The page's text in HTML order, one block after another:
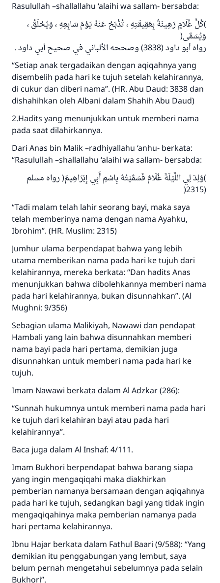
Rasulullah –shallallahu ‘alaihi wa sallam- bersabda:
)كُلُّ غُلَامٍ رَهِينَةٌ بِعَقِيقَتِهِ ، تُذْبَحُ عَنْهُ يَوْمَ سَابِعِهِ ، وَيُحْلَقُ ،
وَيُسَمَّى(
رواه أبو داود (3838) وصححه الألباني في صحيح أبي داود .
“Setiap anak tergadaikan dengan aqiqahnya yang
disembelih pada hari ke tujuh setelah kelahirannya,
di cukur dan diberi nama”. (HR. Abu Daud: 3838 dan
dishahihkan oleh Albani dalam Shahih Abu Daud)
2.Hadits yang menunjukkan untuk memberi nama
pada saat dilahirkannya.
Dari Anas bin Malik –radhiyallahu ‘anhu- berkata:
“Rasulullah –shallallahu ‘alaihi wa sallam- bersabda:
)وُلِدَ لِي اللَّيْلَةَ غُلَامٌ فَسَمَّيْتُهُ بِاسْمِ أَبِي إِبْرَاهِيمَ( رواه مسلم
(2315(
“Tadi malam telah lahir seorang bayi, maka saya
telah memberinya nama dengan nama Ayahku,
Ibrohim”. (HR. Muslim: 2315)
Jumhur ulama berpendapat bahwa yang lebih
utama memberikan nama pada hari ke tujuh dari
kelahirannya, mereka berkata: “Dan hadits Anas
menunjukkan bahwa dibolehkannya memberi nama
pada hari kelahirannya, bukan disunnahkan”. (Al
Mughni: 9/356)
Sebagian ulama Malikiyah, Nawawi dan pendapat
Hambali yang lain bahwa disunnahkan memberi
nama bayi pada hari pertama, demikian juga
disunnahkan untuk memberi nama pada hari ke
tujuh.
Imam Nawawi berkata dalam Al Adzkar (286):
“Sunnah hukumnya untuk memberi nama pada hari
ke tujuh dari kelahiran bayi atau pada hari
kelahirannya”.
Baca juga dalam Al Inshaf: 4/111.
Imam Bukhori berpendapat bahwa barang siapa
yang ingin mengaqiqahi maka diakhirkan
pemberian namanya bersamaan dengan aqiqahnya
pada hari ke tujuh, sedangkan bagi yang tidak ingin
mengaqiqahinya maka pemberian namanya pada
hari pertama kelahirannya.
Ibnu Hajar berkata dalam Fathul Baari (9/588): “Yang
demikian itu penggabungan yang lembut, saya
belum pernah mengetahui sebelumnya pada selain
Bukhori”.
Jawaban no. 110845